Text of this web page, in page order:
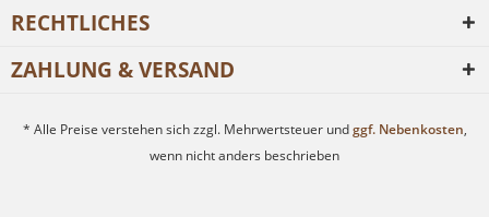
RECHTLICHES
ZAHLUNG & VERSAND
* Alle Preise verstehen sich zzgl. Mehrwertsteuer undggf. Nebenkosten,
wenn nicht anders beschrieben